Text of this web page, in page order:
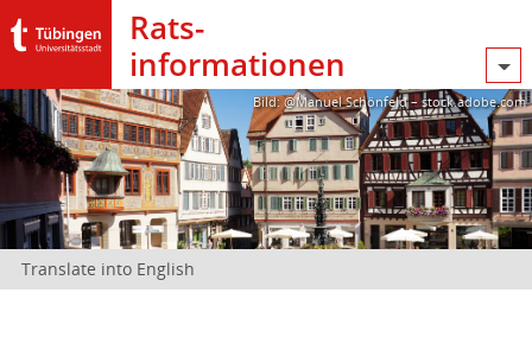
Rats­
informationen
Bild: @Manuel Schönfeld – stock.adobe.com
Translate into English